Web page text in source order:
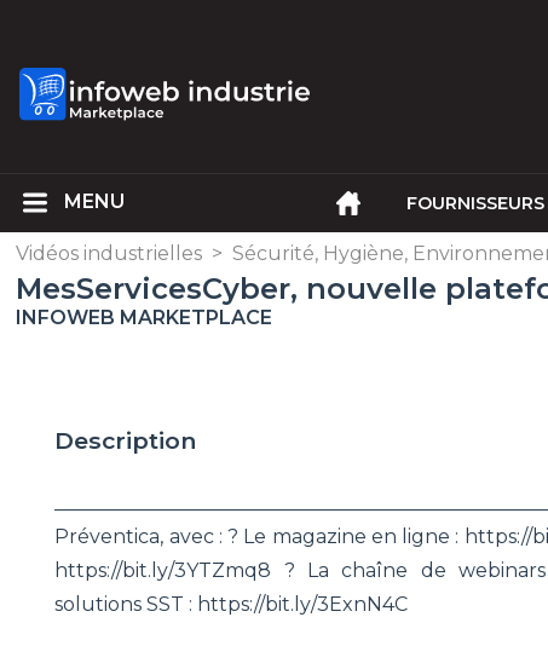
FOURNISSEURS
Vidéos industrielles > Sécurité, Hygiène,
MesServicesCyber, nouvelle
INFOWEB MARKETPLACE
Description
Préventica, avec : ? Le magazine en ligne : https://
https://bit.ly/3YTZmq8 ? La chaîne de
solutions SST : https://bit.ly/3ExnN4C